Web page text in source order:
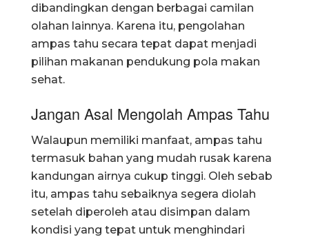
dibandingkan dengan berbagai camilan
olahan lainnya. Karena itu, pengolahan
ampas tahu secara tepat dapat menjadi
pilihan makanan pendukung pola makan
sehat.
Jangan Asal Mengolah Ampas Tahu
Walaupun memiliki manfaat, ampas tahu
termasuk bahan yang mudah rusak karena
kandungan airnya cukup tinggi. Oleh sebab
itu, ampas tahu sebaiknya segera diolah
setelah diperoleh atau disimpan dalam
kondisi yang tepat untuk menghindari